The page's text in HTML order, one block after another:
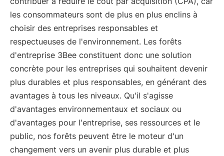
les consommateurs sont de plus en plus enclins à
choisir des entreprises responsables et
respectueuses de l'environnement. Les forêts
d'entreprise 3Bee constituent donc une solution
concrète pour les entreprises qui souhaitent devenir
plus durables et plus responsables, en générant des
avantages à tous les niveaux. Qu'il s'agisse
d'avantages environnementaux et sociaux ou
d'avantages pour l'entreprise, ses ressources et le
public, nos forêts peuvent être le moteur d'un
changement vers un avenir plus durable et plus